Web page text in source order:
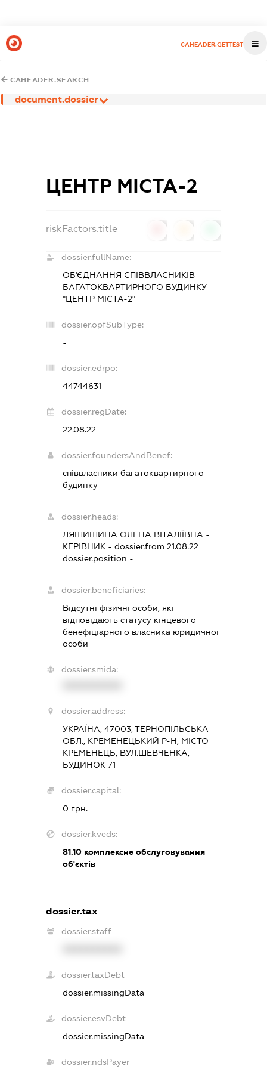
CAHEADER.GETTEST
CAHEADER.SEARCH
document.dossier
ЦЕНТР МІСТА-2
riskFactors.title
dossier.fullName:
ОБ'ЄДНАННЯ СПІВВЛАСНИКІВ
БАГАТОКВАРТИРНОГО БУДИНКУ
"ЦЕНТР МІСТА-2"
dossier.opfSubType:
-
dossier.edrpo:
44744631
dossier.regDate:
22.08.22
dossier.foundersAndBenef:
співвласники багатоквартирного
будинку
dossier.heads:
ЛЯШИШИНА ОЛЕНА ВІТАЛІЇВНА -
КЕРІВНИК - dossier.from 21.08.22
dossier.position -
dossier.beneficiaries:
Відсутні фізичні особи, які
відповідають статусу кінцевого
бенефіціарного власника юридичної
особи
dossier.smida:
dossier.address:
УКРАЇНА, 47003, ТЕРНОПІЛЬСЬКА
ОБЛ., КРЕМЕНЕЦЬКИЙ Р-Н, МІСТО
КРЕМЕНЕЦЬ, ВУЛ.ШЕВЧЕНКА,
БУДИНОК 71
dossier.capital:
0 грн.
dossier.kveds:
81.10комплексне обслуговування
об'єктів
dossier.tax
dossier.staff
dossier.taxDebt
dossier.missingData
dossier.esvDebt
dossier.missingData
dossier.ndsPayer